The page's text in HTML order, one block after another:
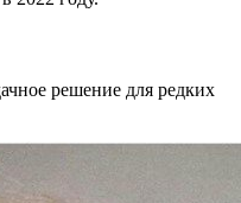
решение для редких